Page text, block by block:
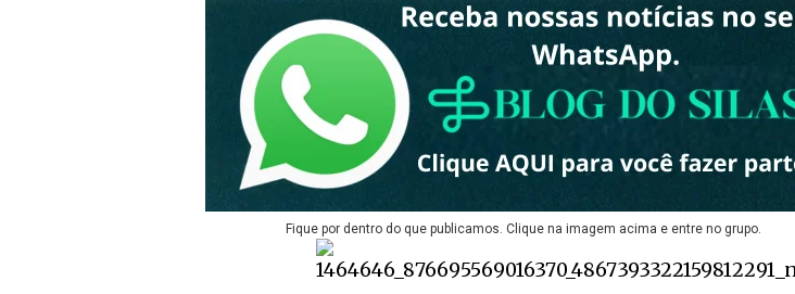
Fique por dentro do que publicamos. Clique na imagem acima e entre no grupo.